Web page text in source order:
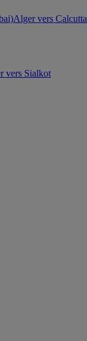
Alger vers Calcutta
vers Sialkot